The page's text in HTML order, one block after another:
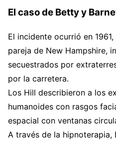
El caso de Betty y
El incidente ocurrió en
pareja de New Hampshire,
secuestrados por
por la carretera.
Los Hill describieron a los
humanoides con rasgos
espacial con ventanas
A través de la hipnoterapia,